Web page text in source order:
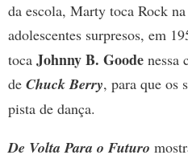
da escola, Marty toca Rock
adolescentes surpresos, em
toca Johnny B. Goode nessa
de Chuck Berry, para que os
pista de dança.
De Volta Para o Futuro